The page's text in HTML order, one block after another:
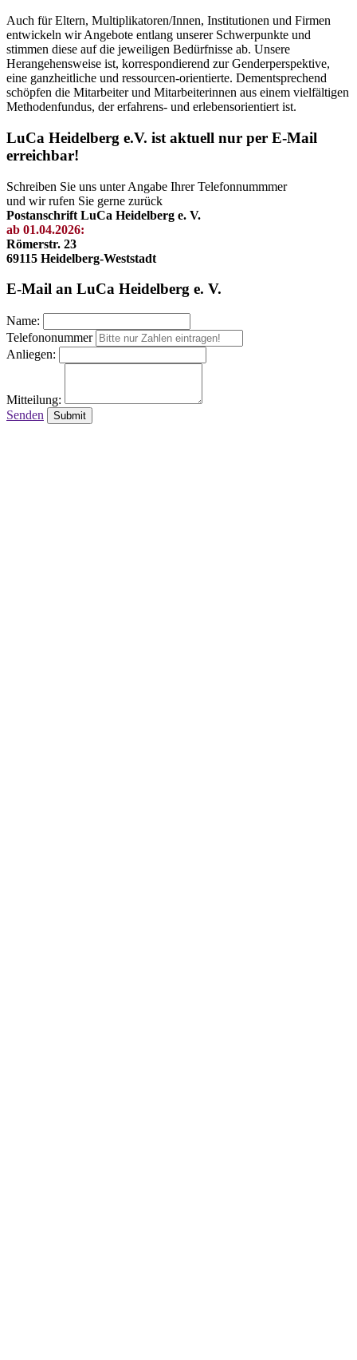
Auch für Eltern, Multiplikatoren/Innen, Institutionen und Firmen
entwickeln wir Angebote entlang unserer Schwerpunkte und
stimmen diese auf die jeweiligen Bedürfnisse ab. Unsere
Herangehensweise ist, korrespondierend zur Genderperspektive,
eine ganzheitliche und ressourcen-orientierte. Dementsprechend
schöpfen die Mitarbeiter und Mitarbeiterinnen aus einem vielfältigen
Methodenfundus, der erfahrens- und erlebensorientiert ist.
LuCa Heidelberg e.V. ist aktuell nur per E-Mail
erreichbar!
Schreiben Sie uns unter Angabe Ihrer Telefonnummmer
und wir rufen Sie gerne zurück
Postanschrift LuCa Heidelberg e. V.
ab 01.04.2026:
Römerstr. 23
69115 Heidelberg-Weststadt
E-Mail an LuCa Heidelberg e. V.
Name:
Telefononummer
Anliegen:
Mitteilung:
Senden